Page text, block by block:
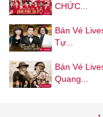
CHỨC...
Bán Vé
Tự...
Bán Vé
Quang...